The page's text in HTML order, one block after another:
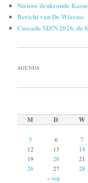
Nieuwe drukronde
Bericht van De Wiersse
Cascade MZN 2026, de
AGENDA
M D W
5 6 7
12
13 14
19
20 21
26 27 28
« sep